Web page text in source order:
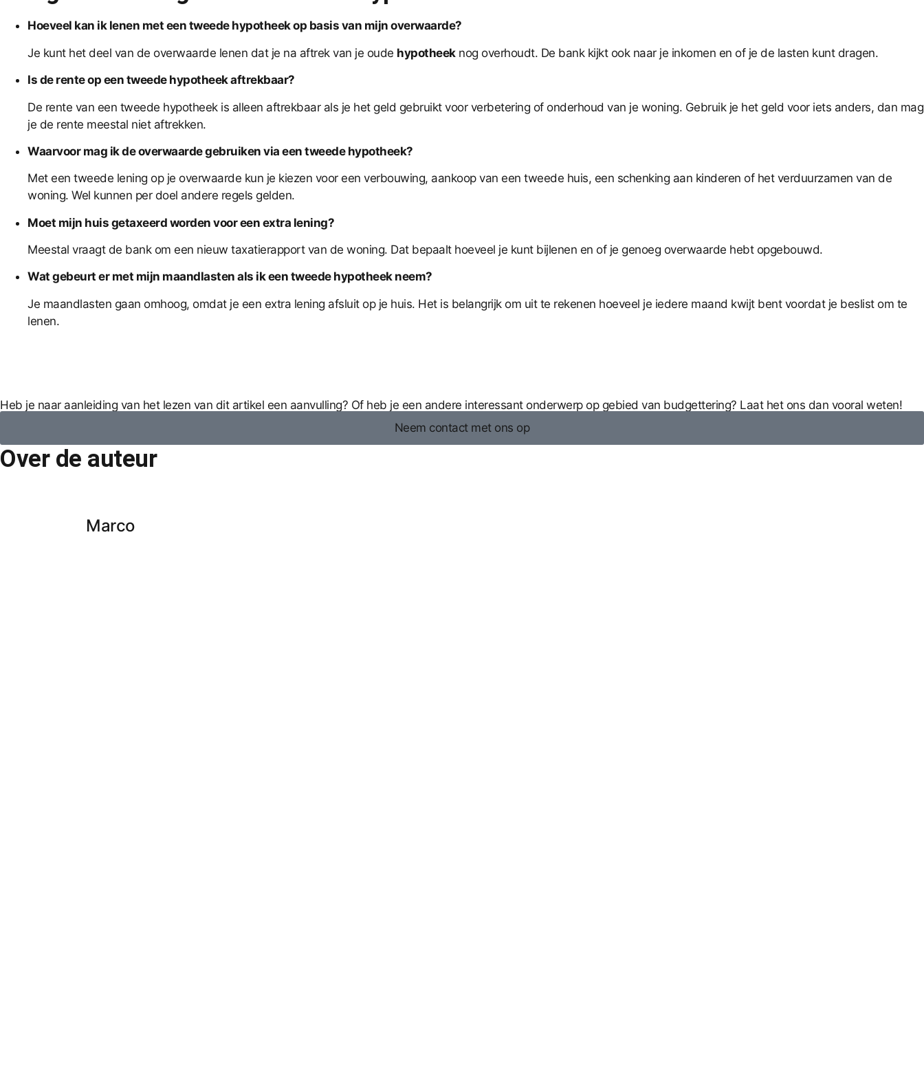
Hoeveel kan ik lenen met een tweede hypotheek op basis van mijn overwaarde?
Je kunt het deel van de overwaarde lenen dat je na aftrek van je oude hypotheeknog overhoudt. De bank kijkt ook naar je inkomen en of je de lasten kunt dragen.
Is de rente op een tweede hypotheek aftrekbaar?
De rente van een tweede hypotheek is alleen aftrekbaar als je het geld gebruikt voor verbetering of onderhoud van je woning. Gebruik je het geld voor iets anders, dan mag
je de rente meestal niet aftrekken.
Waarvoor mag ik de overwaarde gebruiken via een tweede hypotheek?
Met een tweede lening op je overwaarde kun je kiezen voor een verbouwing, aankoop van een tweede huis, een schenking aan kinderen of het verduurzamen van de
woning. Wel kunnen per doel andere regels gelden.
Moet mijn huis getaxeerd worden voor een extra lening?
Meestal vraagt de bank om een nieuw taxatierapport van de woning. Dat bepaalt hoeveel je kunt bijlenen en of je genoeg overwaarde hebt opgebouwd.
Wat gebeurt er met mijn maandlasten als ik een tweede hypotheek neem?
Je maandlasten gaan omhoog, omdat je een extra lening afsluit op je huis. Het is belangrijk om uit te rekenen hoeveel je iedere maand kwijt bent voordat je beslist om te
lenen.
Heb je naar aanleiding van het lezen van dit artikel een aanvulling? Of heb je een andere interessant onderwerp op gebied van budgettering? Laat het ons dan vooral weten!
Neem contact met ons op
Over de auteur
Marco